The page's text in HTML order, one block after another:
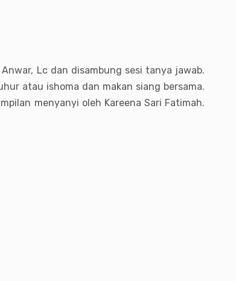
Lc dan disambung sesi tanya jawab.
atau ishoma dan makan siang bersama.
menyanyi oleh Kareena Sari Fatimah.